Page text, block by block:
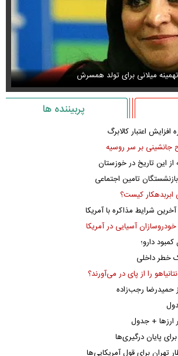
میلانی برای تولد همسرش
پربیننده ها
افزایش اعتبار کالابرگ
جانشینی بر سر روسیه
تامین اجتماعی
ابربدهکار کیست؟
شرایط مذاکره با آمریکا
آسیایی در آمریکا
دارو؛
خطر داخلی
را از پای در می‌آورند؟
ارز‌ها + جدول
پایان درگیری‌ها
تهران برای قول آمریکایی‌ها